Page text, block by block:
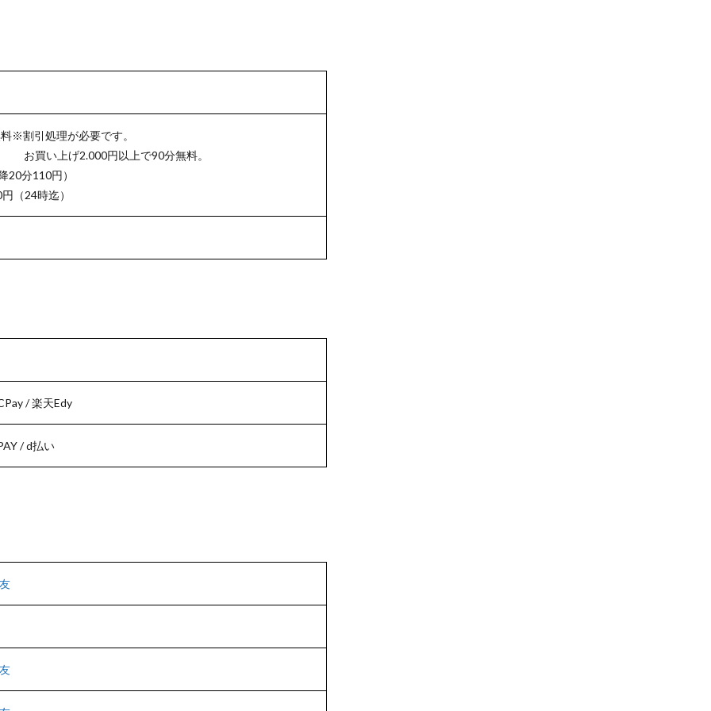
料※割引処理が必要です。
円以上で90分無料。
20分110円）
（24時迄）
/ 楽天Edy
/ d払い